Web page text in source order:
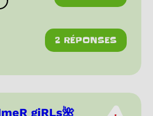
les réactions
2 RÉPONSES
giRLs🌺